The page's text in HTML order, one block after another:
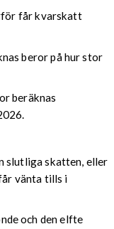
får kvarskatt
beror på hur stor
beräknas
slutliga skatten, eller
vänta tills i
och den elfte